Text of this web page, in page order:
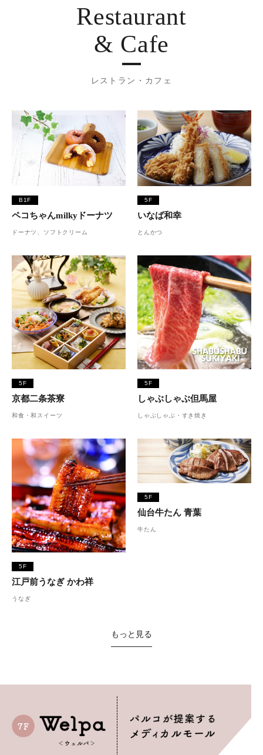
Restaurant
& Cafe
レストラン・カフェ
B1F
ペコちゃんmilkyドーナツ
ドーナツ、ソフトクリーム
5F
いなば和幸
とんかつ
5F
京都二条茶寮
和食・和スイーツ
5F
しゃぶしゃぶ但馬屋
しゃぶしゃぶ・すき焼き
5F
江戸前うなぎ かわ祥
うなぎ
5F
仙台牛たん 青葉
牛たん
もっと見る